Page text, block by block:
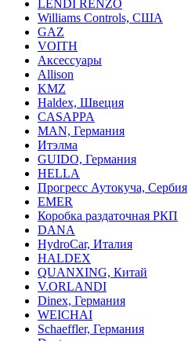
LENDI RENZO
Williams Controls, США
GAZ
VOITH
Аксессуары
Allison
KMZ
Haldex, Швеция
CASAPPA
MAN, Германия
Итэлма
GUIDO, Германия
HELLA
Прогресс Аутокуча, Сербия
EMER
Коробка раздаточная РКП
DANA
HydroCar, Италия
HALDEX
QUANXING, Китай
V.ORLANDI
Dinex, Германия
WEICHAI
Schaeffler, Германия